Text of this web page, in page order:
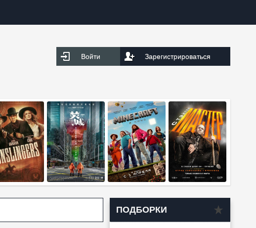
Войти Зарегистрироваться
ПОДБОРКИ